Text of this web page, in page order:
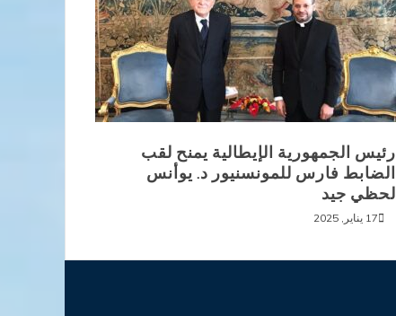
رئيس الجمهورية الإيطالية يمنح لقب
الضابط فارس للمونسنيور د. يوأنس
لحظي جيد
17 يناير, 2025